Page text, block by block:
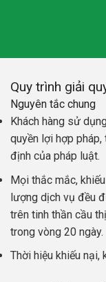
Quy trình giải
Nguyên tắc chung
Khách hàng sử
quyền lợi hợp
định của pháp luật.
Mọi thắc mắc,
lượng dịch vụ đều
trên tinh thần cầu
trong vòng 20 ngày.
Thời hiệu khiếu nại,